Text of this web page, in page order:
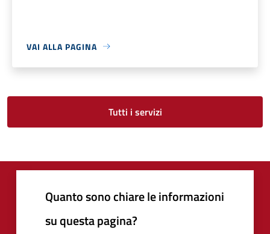
VAI ALLA PAGINA
Tutti i servizi
Quanto sono chiare le informazioni
su questa pagina?